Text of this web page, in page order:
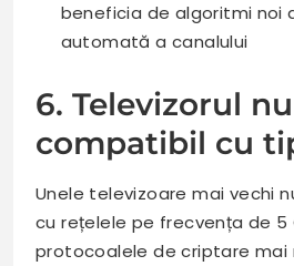
beneficia de algoritmi noi
automată a canalului
6. Televizorul
compatibil cu
Unele televizoare mai vechi
cu rețelele pe frecvența de 5
protocoalele de criptare mai